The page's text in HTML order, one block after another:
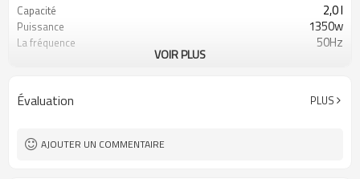
Capacité 2,0 l
Puissance 1350w
La fréquence 50Hz
Taille du paquet
VOIR PLUS
Évaluation PLUS
AJOUTER UN COMMENTAIRE